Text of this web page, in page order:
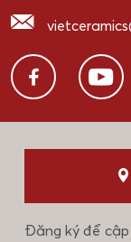
Đăng ký để